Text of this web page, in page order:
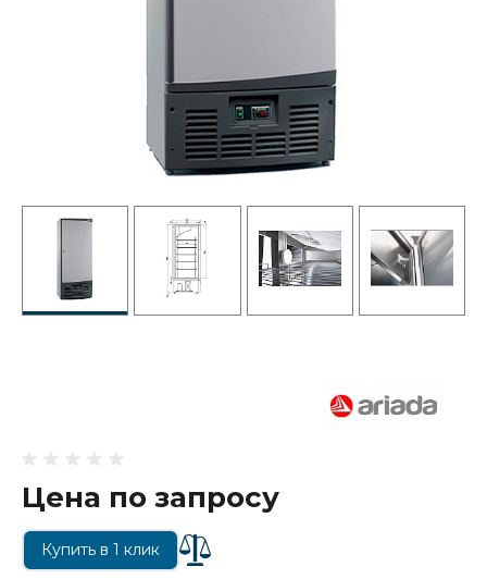
Цена по запросу
Купить в 1 клик